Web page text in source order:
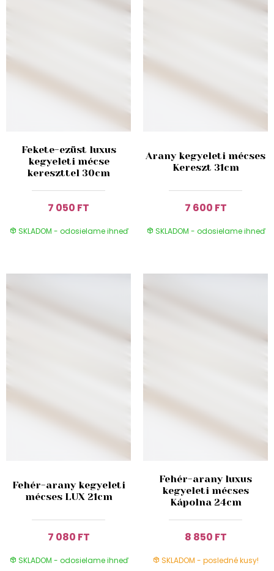
Fekete-ezüst luxus
kegyeleti mécse
kereszttel 30cm
7 050 FT
SKLADOM - odosielame ihneď
Arany kegyeleti mécses
Kereszt 31cm
7 600 FT
SKLADOM - odosielame ihneď
Fehér-arany kegyeleti
mécses LUX 21cm
7 080 FT
SKLADOM - odosielame ihneď
Fehér-arany luxus
kegyeleti mécses
Kápolna 24cm
8 850 FT
SKLADOM - posledné kusy!